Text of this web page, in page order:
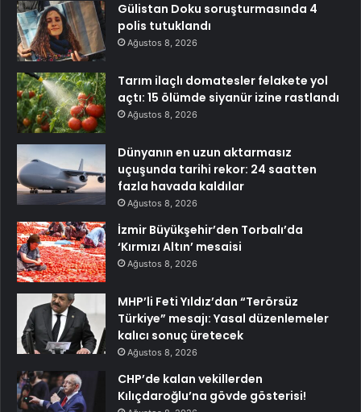
Gülistan Doku soruşturmasında 4
polis tutuklandı
Ağustos 8, 2026
Tarım ilaçlı domatesler felakete yol
açtı: 15 ölümde siyanür izine rastlandı
Ağustos 8, 2026
Dünyanın en uzun aktarmasız
uçuşunda tarihi rekor: 24 saatten
fazla havada kaldılar
Ağustos 8, 2026
İzmir Büyükşehir’den Torbalı’da
‘Kırmızı Altın’ mesaisi
Ağustos 8, 2026
MHP’li Feti Yıldız’dan “Terörsüz
Türkiye” mesajı: Yasal düzenlemeler
kalıcı sonuç üretecek
Ağustos 8, 2026
CHP’de kalan vekillerden
Kılıçdaroğlu’na gövde gösterisi!